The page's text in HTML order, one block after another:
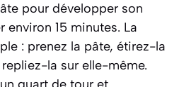
pour développer son
environ 15 minutes. La
: prenez la pâte, étirez-la
la sur elle-même.